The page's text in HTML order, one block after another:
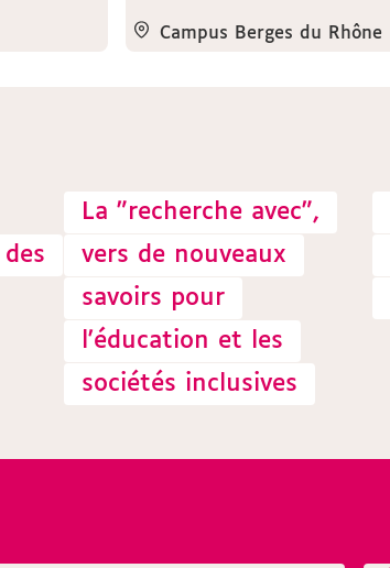
Campus Berges du Rhône
La "recherche avec",
vers de nouveaux
savoirs pour
l'éducation et les
sociétés inclusives